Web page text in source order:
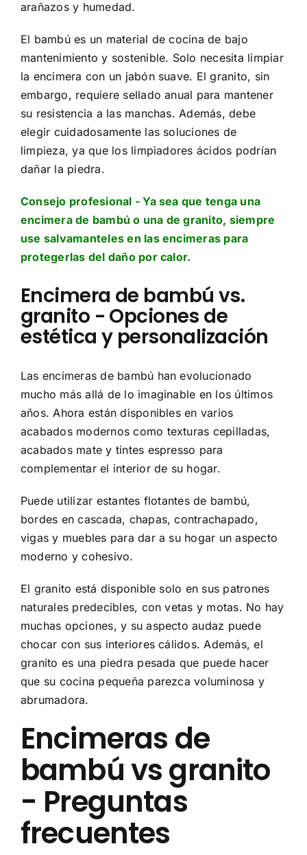
arañazos y humedad.
El bambú es un material de cocina de bajo
mantenimiento y sostenible. Solo necesita limpiar
la encimera con un jabón suave. El granito, sin
embargo, requiere sellado anual para mantener
su resistencia a las manchas. Además, debe
elegir cuidadosamente las soluciones de
limpieza, ya que los limpiadores ácidos podrían
dañar la piedra.
Consejo profesional - Ya sea que tenga una
encimera de bambú o una de granito, siempre
use salvamanteles en las encimeras para
protegerlas del daño por calor.
Encimera de bambú vs.
granito - Opciones de
estética y personalización
Las encimeras de bambú han evolucionado
mucho más allá de lo imaginable en los últimos
años. Ahora están disponibles en varios
acabados modernos como texturas cepilladas,
acabados mate y tintes espresso para
complementar el interior de su hogar.
Puede utilizar estantes flotantes de bambú,
bordes en cascada, chapas, contrachapado,
vigas y muebles para dar a su hogar un aspecto
moderno y cohesivo.
El granito está disponible solo en sus patrones
naturales predecibles, con vetas y motas. No hay
muchas opciones, y su aspecto audaz puede
chocar con sus interiores cálidos. Además, el
granito es una piedra pesada que puede hacer
que su cocina pequeña parezca voluminosa y
abrumadora.
Encimeras de
bambú vs granito
- Preguntas
frecuentes